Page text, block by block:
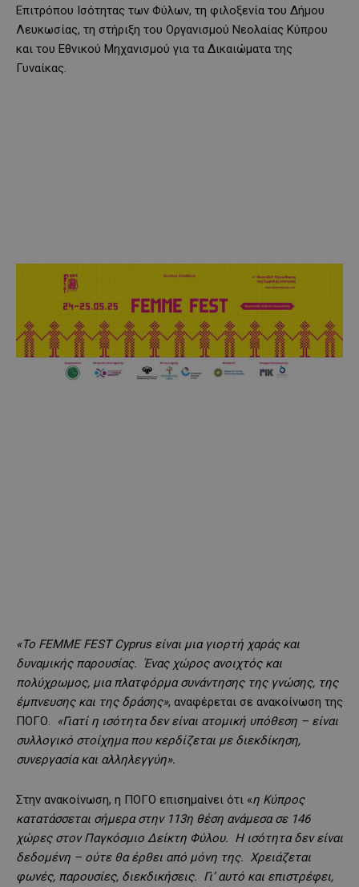
Επιτρόπου Ισότητας των Φύλων, τη φιλοξενία του Δήμου
Λευκωσίας, τη στήριξη του Οργανισμού Νεολαίας Κύπρου
και του Εθνικού Μηχανισμού για τα Δικαιώματα της
Γυναίκας.
«Το FEMME FEST Cyprus είναι μια γιορτή χαράς και
δυναμικής παρουσίας. Ένας χώρος ανοιχτός και
πολύχρωμος, μια πλατφόρμα συνάντησης της γνώσης, της
έμπνευσης και της δράσης», αναφέρεται σε ανακοίνωση της
ΠΟΓΟ.
«Γιατί η ισότητα δεν είναι ατομική υπόθεση – είναι
συλλογικό στοίχημα που κερδίζεται με διεκδίκηση,
συνεργασία και αλληλεγγύη».
Στην ανακοίνωση, η ΠΟΓΟ επισημαίνει ότι «η Κύπρος
κατατάσσεται σήμερα στην 113η θέση ανάμεσα σε 146
χώρες στον Παγκόσμιο Δείκτη Φύλου. Η ισότητα δεν είναι
δεδομένη – ούτε θα έρθει από μόνη της. Χρειάζεται
φωνές, παρουσίες, διεκδικήσεις. Γι’ αυτό και επιστρέφει,